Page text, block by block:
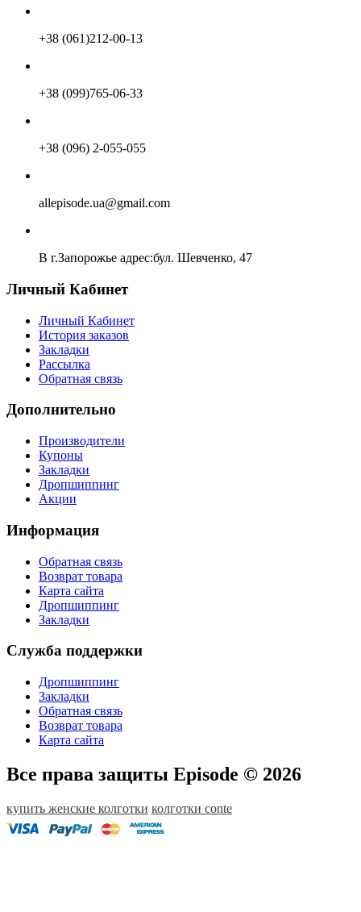
+38 (061)212-00-13
+38 (099)765-06-33
+38 (096) 2-055-055
allepisode.ua@gmail.com
В г.Запорожье адрес:бул. Шевченко, 47
Личный Кабинет
Личный Кабинет
История заказов
Закладки
Рассылка
Обратная связь
Дополнительно
Производители
Купоны
Закладки
Дропшиппинг
Акции
Информация
Обратная связь
Возврат товара
Карта сайта
Дропшиппинг
Закладки
Служба поддержки
Дропшиппинг
Закладки
Обратная связь
Возврат товара
Карта сайта
Все права защиты Episode © 2026
купить женские колготки колготки conte